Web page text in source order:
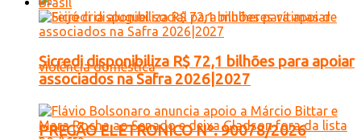
PREGÃO ELETRONICO Nº. 90078/2026
Sicredi disponibiliza R$ 72,1 bilhões para apoiar
associados na Safra 2026|2027